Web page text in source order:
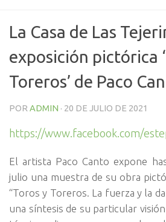
La Casa de Las
exposición pictórica
Toreros’ de Paco
POR ADMIN · 20 DE JULIO DE 2021
https://www.facebook.com/
El artista Paco Canto expone
julio una muestra de su obra
“Toros y Toreros. La fuerza y la
una síntesis de su particular